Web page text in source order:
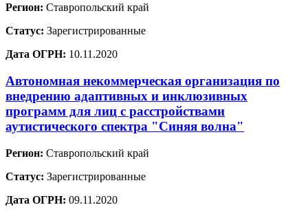
Регион: Ставропольский край
Статус: Зарегистрированные
Дата ОГРН: 10.11.2020
Автономная некоммерческая организация по
внедрению адаптивных и инклюзивных
программ для лиц с расстройствами
аутистического спектра "Синяя волна"
Регион: Ставропольский край
Статус: Зарегистрированные
Дата ОГРН: 09.11.2020